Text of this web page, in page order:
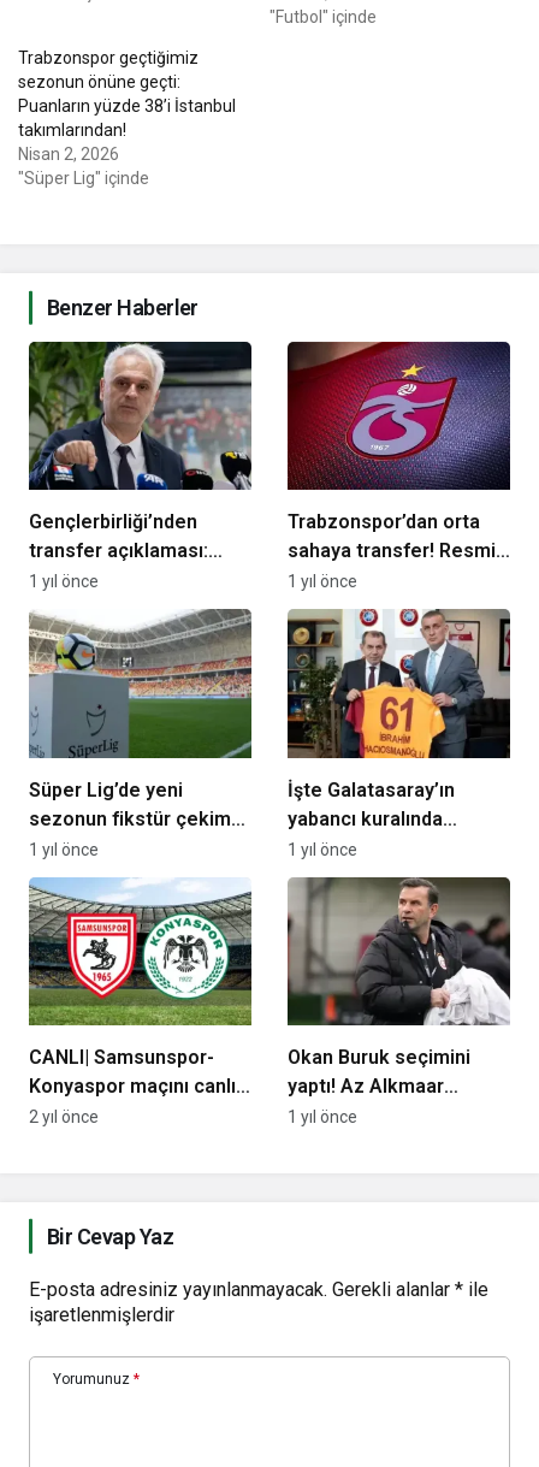
"Futbol" içinde
Trabzonspor geçtiğimiz
sezonun önüne geçti:
Puanların yüzde 38’i İstanbul
takımlarından!
Nisan 2, 2026
"Süper Lig" içinde
Benzer Haberler
Gençlerbirliği’nden
transfer açıklaması:
“Gökhan Gönül’le
görüştük”
1 yıl önce
Trabzonspor’dan orta
sahaya transfer! Resmi
açıklama geldi
1 yıl önce
Süper Lig’de yeni
sezonun fikstür çekim
tarihi belli oldu!
1 yıl önce
İşte Galatasaray’ın
yabancı kuralında
değişiklik yapılmasını
istediği madde!
1 yıl önce
CANLI| Samsunspor-
Konyaspor maçını canlı
izle (Maç linki)
2 yıl önce
Okan Buruk seçimini
yaptı! Az Alkmaar
maçında 3 yıldızın yerine
1 yıl önce
Bir Cevap Yaz
E-posta adresiniz yayınlanmayacak. Gerekli alanlar * ile
işaretlenmişlerdir
Yorumunuz *